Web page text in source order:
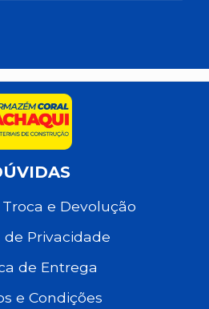
e Devolução
de Privacidade
de Entrega
e Condições